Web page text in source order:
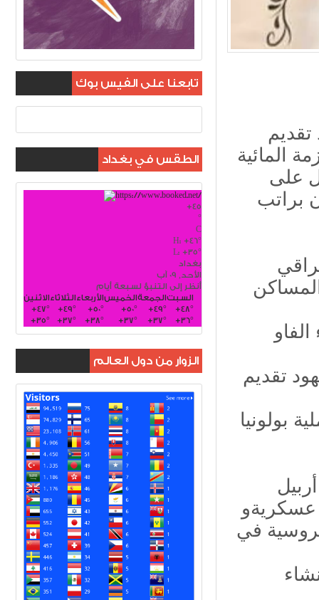
المائية
على
براتب
الفاو
تقديم
بولونيا
عسكريةو
في
تابعنا على الفيس بوك
الطقس في بغداد
+45
°
C
H: +46°
L: +35°
بغداد
الأحد, 09 آب
أنظر إلى التنبؤ لسبعة أيام
الاثنينالثلاثاءالأربعاءالخميسالجمعةالسبت
+47° +49° +50° +50° +49° +48°
+35° +37° +38° +37° +37° +36°
الزوار من دول العالم